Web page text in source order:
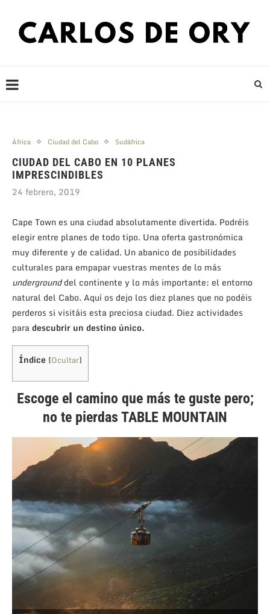
África Ciudad del Cabo Sudáfrica
CIUDAD DEL CABO EN 10 PLANES
IMPRESCINDIBLES
24 febrero, 2019
Cape Town es una ciudad absolutamente divertida. Podréis
elegir entre planes de todo tipo. Una oferta gastronómica
muy diferente y de calidad. Un abanico de posibilidades
culturales para empapar vuestras mentes de lo más
undergrounddel continente y lo más importante: el entorno
natural del Cabo. Aquí os dejo los diez planes que no podéis
perderos si visitáis esta preciosa ciudad. Diez actividades
paradescubrir un destino único.
Índice [Ocultar]
Escoge el camino que más te guste pero;
no te pierdas TABLE MOUNTAIN